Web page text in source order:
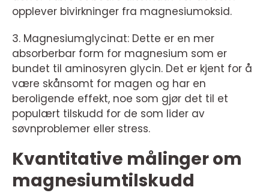
opplever bivirkninger fra magnesiumoksid.
3. Magnesiumglycinat: Dette er en mer
absorberbar form for magnesium som er
bundet til aminosyren glycin. Det er kjent for å
være skånsomt for magen og har en
beroligende effekt, noe som gjør det til et
populært tilskudd for de som lider av
søvnproblemer eller stress.
Kvantitative målinger om
magnesiumtilskudd